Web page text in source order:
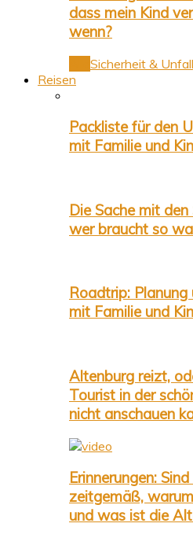
dass mein Kind
wenn?
Sicherheit &
Reisen
Packliste für den
mit Familie und
Die Sache mit
wer braucht so
Roadtrip:
mit Familie und
Altenburg reizt,
Tourist in der
nicht anschauen
Erinnerungen:
zeitgemäß,
und was ist die